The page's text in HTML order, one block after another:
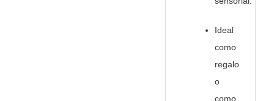
Ideal
como
regalo
o
como